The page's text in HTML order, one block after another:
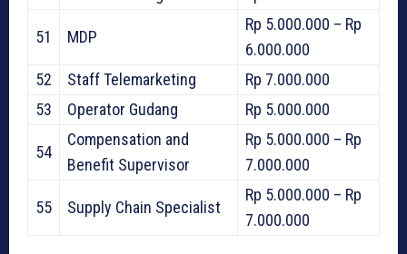
51 MDP
Rp 5.000.000 – Rp
6.000.000
52
Staff Telemarketing
Rp 7.000.000
53
Operator Gudang Rp 5.000.000
54
Compensation and
Benefit Supervisor
Rp 5.000.000 – Rp
7.000.000
55 Supply Chain Specialist
Rp 5.000.000 – Rp
7.000.000